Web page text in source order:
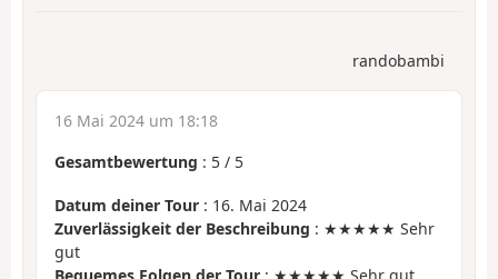
randobambi
16 Mai 2024 um 18:18
Gesamtbewertung : 5 / 5
Datum deiner Tour : 16. Mai 2024
Zuverlässigkeit der Beschreibung : ★★★★★ Sehr
gut
Bequemes Folgen der Tour : ★★★★★ Sehr gut